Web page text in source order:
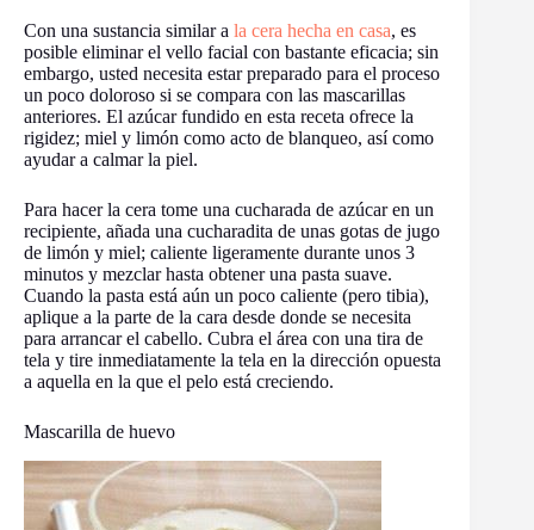
Con una sustancia similar a la cera hecha en casa, es
posible eliminar el vello facial con bastante eficacia; sin
embargo, usted necesita estar preparado para el proceso
un poco doloroso si se compara con las mascarillas
anteriores. El azúcar fundido en esta receta ofrece la
rigidez; miel y limón como acto de blanqueo, así como
ayudar a calmar la piel.
Para hacer la cera tome una cucharada de azúcar en un
recipiente, añada una cucharadita de unas gotas de jugo
de limón y miel; caliente ligeramente durante unos 3
minutos y mezclar hasta obtener una pasta suave.
Cuando la pasta está aún un poco caliente (pero tibia),
aplique a la parte de la cara desde donde se necesita
para arrancar el cabello. Cubra el área con una tira de
tela y tire inmediatamente la tela en la dirección opuesta
a aquella en la que el pelo está creciendo.
Mascarilla de huevo